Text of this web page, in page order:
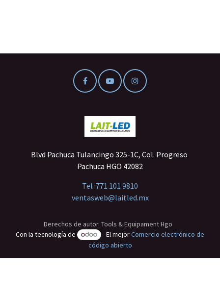
Blvd Pachuca Tulancingo 325-1C, Col. Progreso
Pachuca HGO 42082
Tel :771 101 9810
ventasweb@laitled.mx
Derechos de autor. Tools & Equipament Hgo
Con la tecnología de
- El mejorComercio electrónico de
código abierto